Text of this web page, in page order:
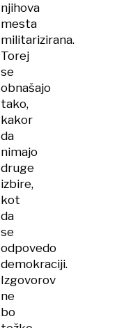
njihova
mesta
militarizirana.
Torej
se
obnašajo
tako,
kakor
da
nimajo
druge
izbire,
kot
da
se
odpovedo
demokraciji.
Izgovorov
ne
bo